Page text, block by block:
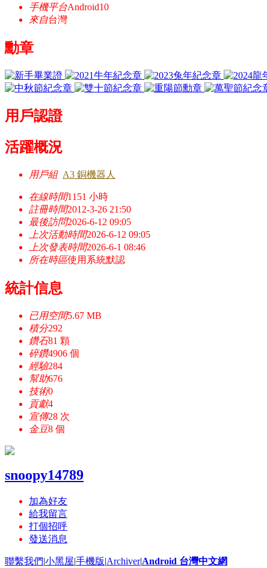
手機平台Android10
來自台灣
勳章
用戶認證
活躍概況
用戶組 A3 銅機器人
在線時間1151 小時
註冊時間2012-3-26 21:50
最後訪問2026-6-12 09:05
上次活動時間2026-6-12 09:05
上次發表時間2026-6-1 08:46
所在時區使用系統默認
統計信息
已用空間5.67 MB
積分292
鑽石81 顆
碎鑽4906 個
經驗284
幫助676
技術0
貢獻4
宣傳28 次
金豆8 個
snoopy14789
加為好友
給我留言
打個招呼
發送消息
聯繫我們|小黑屋|手機版|Archiver|Android 台灣中文網